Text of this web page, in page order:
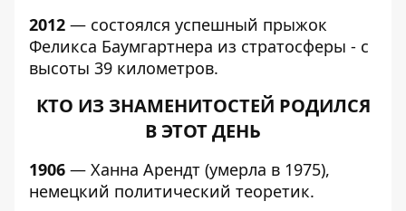
2012 — состоялся успешный прыжок
Феликса Баумгартнера из стратосферы - с
высоты 39 километров.
КТО ИЗ ЗНАМЕНИТОСТЕЙ РОДИЛСЯ
В ЭТОТ ДЕНЬ
1906 — Ханна Арендт (умерла в 1975),
немецкий политический теоретик.